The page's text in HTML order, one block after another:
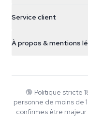
Nederland
+31(0)204897914
Smokeshop
Service client
Politique de retour
Politique de
À propos & mentions
Wiki
Musique
🔞 Politique stricte
personne de moins de
confirmes être majeur